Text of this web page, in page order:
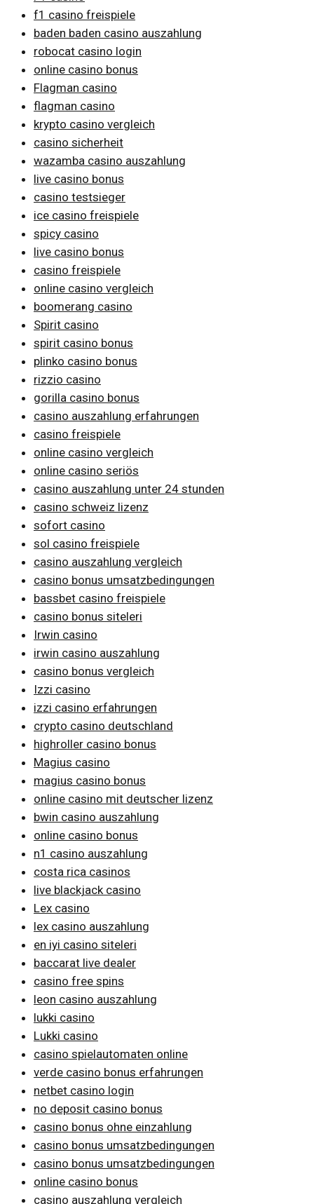
f1 casino freispiele
baden baden casino auszahlung
robocat casino login
online casino bonus
Flagman casino
flagman casino
krypto casino vergleich
casino sicherheit
wazamba casino auszahlung
live casino bonus
casino testsieger
ice casino freispiele
spicy casino
live casino bonus
casino freispiele
online casino vergleich
boomerang casino
Spirit casino
spirit casino bonus
plinko casino bonus
rizzio casino
gorilla casino bonus
casino auszahlung erfahrungen
casino freispiele
online casino vergleich
online casino seriös
casino auszahlung unter 24 stunden
casino schweiz lizenz
sofort casino
sol casino freispiele
casino auszahlung vergleich
casino bonus umsatzbedingungen
bassbet casino freispiele
casino bonus siteleri
Irwin casino
irwin casino auszahlung
casino bonus vergleich
Izzi casino
izzi casino erfahrungen
crypto casino deutschland
highroller casino bonus
Magius casino
magius casino bonus
online casino mit deutscher lizenz
bwin casino auszahlung
online casino bonus
n1 casino auszahlung
costa rica casinos
live blackjack casino
Lex casino
lex casino auszahlung
en iyi casino siteleri
baccarat live dealer
casino free spins
leon casino auszahlung
lukki casino
Lukki casino
casino spielautomaten online
verde casino bonus erfahrungen
netbet casino login
no deposit casino bonus
casino bonus ohne einzahlung
casino bonus umsatzbedingungen
casino bonus umsatzbedingungen
online casino bonus
casino auszahlung vergleich